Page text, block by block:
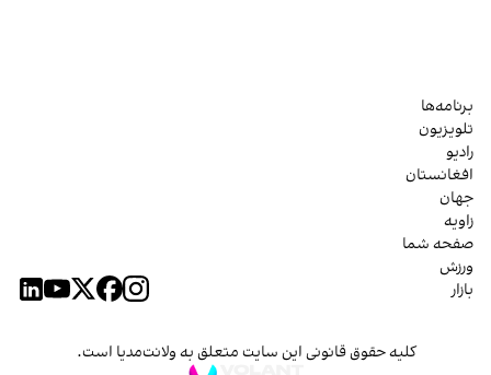
برنامه‌ها
تلویزیون
رادیو
افغانستان
جهان
زاویه
صفحه شما
ورزش
بازار
کلیه حقوق قانونی این سایت متعلق به ولانت‌مدیا است.